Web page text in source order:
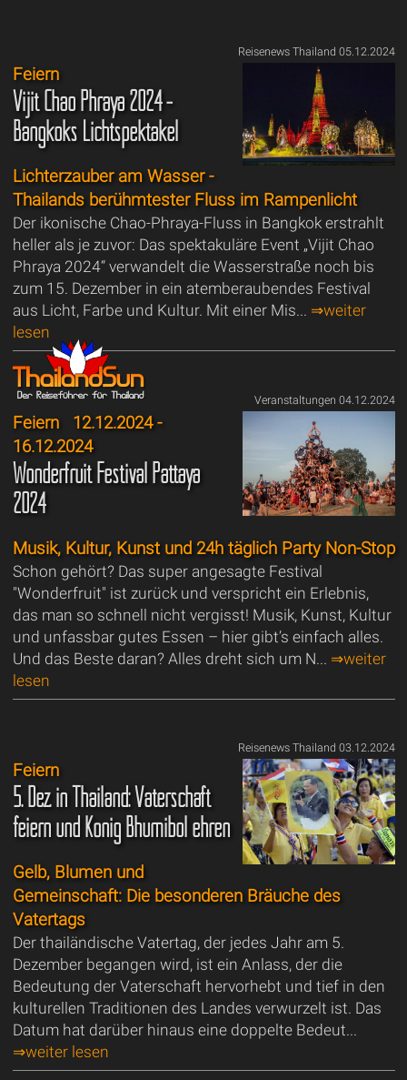
Reisenews Thailand 05.12.2024
Feiern
Vijit Chao Phraya 2024 -
Bangkoks Lichtspektakel
Lichterzauber am Wasser -
Thailands berühmtester Fluss im Rampenlicht
Der ikonische Chao-Phraya-Fluss in Bangkok erstrahlt
heller als je zuvor: Das spektakuläre Event „Vijit Chao
Phraya 2024“ verwandelt die Wasserstraße noch bis
zum 15. Dezember in ein atemberaubendes Festival
aus Licht, Farbe und Kultur. Mit einer Mis... ⇒weiter
lesen
Veranstaltungen 04.12.2024
Feiern12.12.2024 -
16.12.2024
Wonderfruit Festival Pattaya
2024
Musik, Kultur, Kunst und 24h täglich Party Non-Stop
Schon gehört? Das super angesagte Festival
"Wonderfruit" ist zurück und verspricht ein Erlebnis,
das man so schnell nicht vergisst! Musik, Kunst, Kultur
und unfassbar gutes Essen – hier gibt’s einfach alles.
Und das Beste daran? Alles dreht sich um N... ⇒weiter
lesen
Reisenews Thailand 03.12.2024
Feiern
5. Dez. in Thailand: Vaterschaft
feiern und König Bhumibol ehren
Gelb, Blumen und
Gemeinschaft: Die besonderen Bräuche des
Vatertags
Der thailändische Vatertag, der jedes Jahr am 5.
Dezember begangen wird, ist ein Anlass, der die
Bedeutung der Vaterschaft hervorhebt und tief in den
kulturellen Traditionen des Landes verwurzelt ist. Das
Datum hat darüber hinaus eine doppelte Bedeut...
⇒weiter lesen